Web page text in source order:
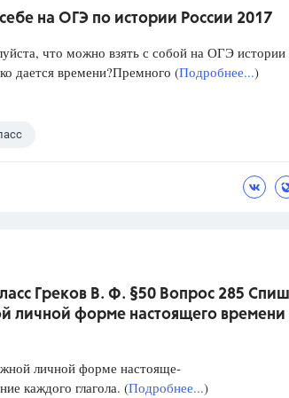
на ОГЭ по истории России 2017
что можно взять с собой на ОГЭ истории
дается времени?Премного (Подробнее...)
Греков В. Ф. §50 Вопрос 285
личной форме настоящего времени
личной форме настояще-
каждого глагола. (Подробнее...)